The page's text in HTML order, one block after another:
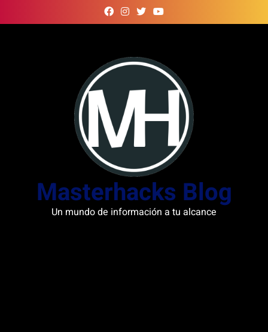
to
Masterhacks Blog
Un mundo de información a tu alcance